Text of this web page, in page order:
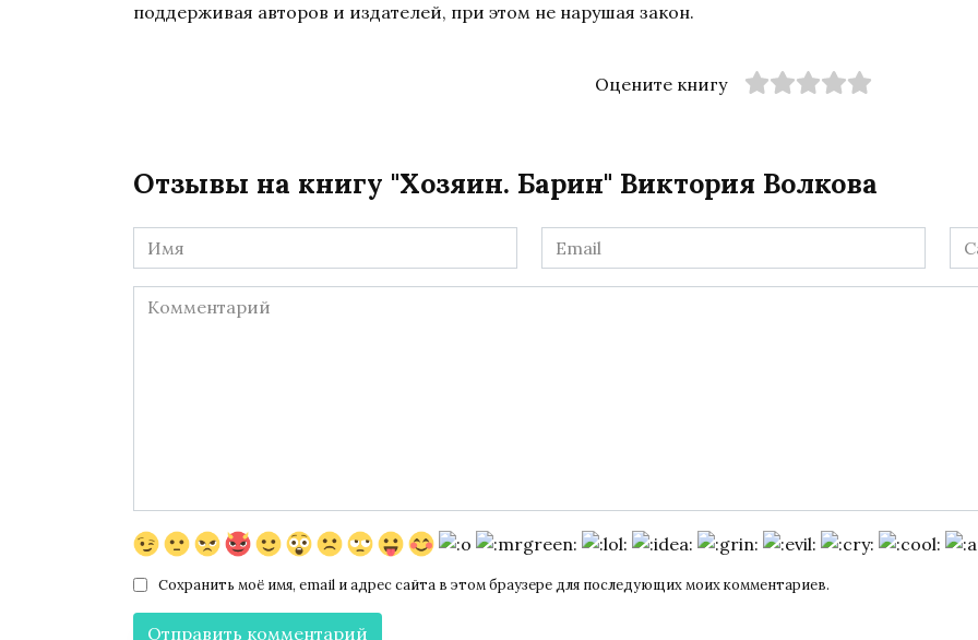
поддерживая авторов и издателей, при этом не нарушая закон.
Оцените книгу
Отзывы на книгу "Хозяин. Барин" Виктория Волкова
Имя
*
Email
*
Комментарий
Сохранить моё имя, email и адрес сайта в этом браузере для последующих моих комментариев.